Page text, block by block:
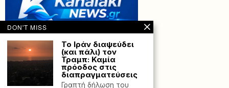
DON'T MISS
Το Ιράν διαψεύδει
(και πάλι) τον
Τραμπ: Καμία
πρόοδος στις
διαπραγματεύσεις
Γραπτή δήλωση του